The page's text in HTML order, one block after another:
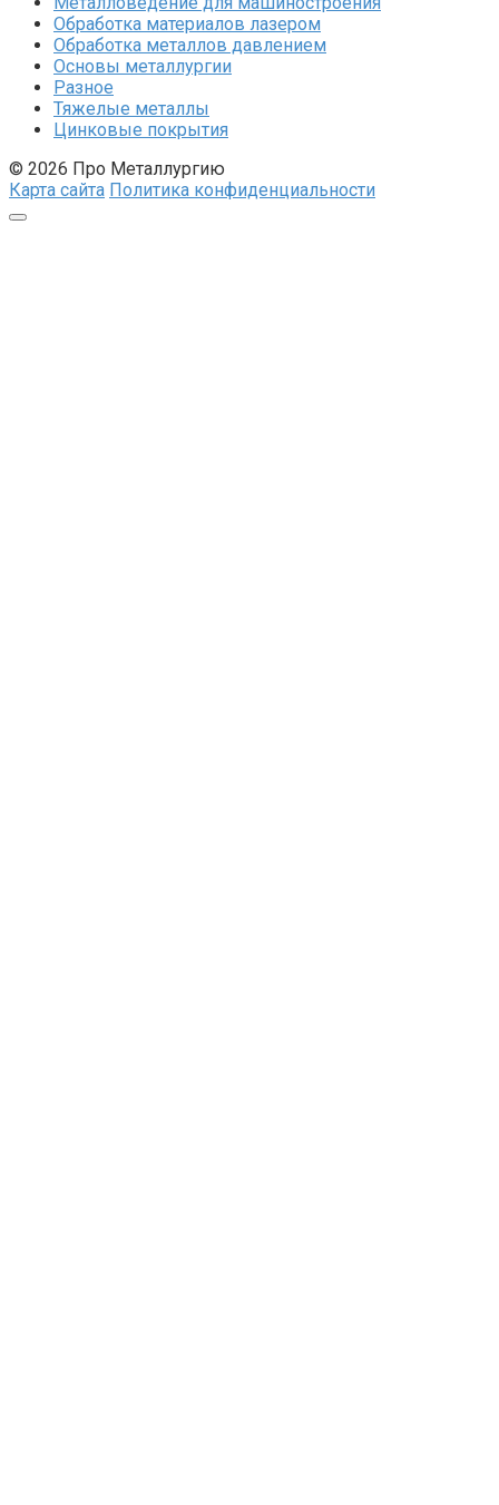
Обработка материалов лазером
Обработка металлов давлением
Основы металлургии
Разное
Тяжелые металлы
Цинковые покрытия
© 2026 Про Металлургию
Карта сайта Политика конфиденциальности